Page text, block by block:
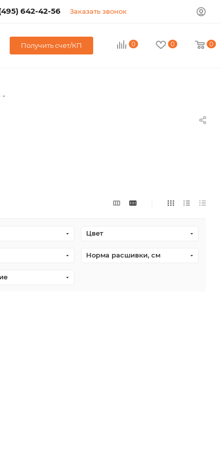
642-42-56 Заказать звонок
Получить счет/КП 0 0 0
Цвет
Норма расшивки, см